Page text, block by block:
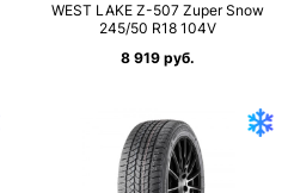
WEST LAKE Z-507 Zuper Snow
245/50 R18 104V
8 919 руб.